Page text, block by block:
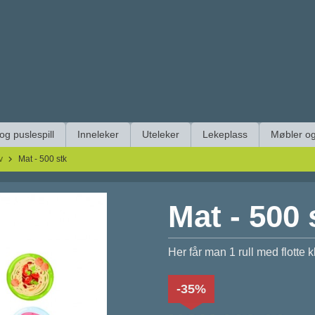
puslespill Inneleker Uteleker Lekeplass Møbler
Mat - 500 stk
Mat - 500
Her får man 1 rull med flotte
-35%